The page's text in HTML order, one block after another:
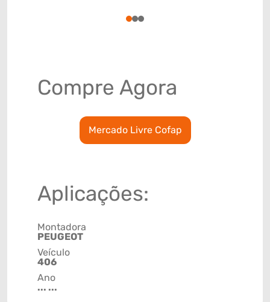
123
Compre Agora
Mercado Livre Cofap
Aplicações:
Montadora
PEUGEOT
Veículo
406
Ano
... ...